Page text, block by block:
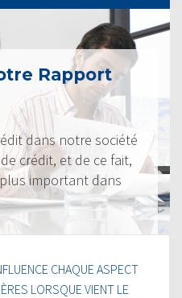
Rapport
dans notre société
crédit, et de ce fait,
important dans
CHAQUE ASPECT
LORSQUE VIENT LE